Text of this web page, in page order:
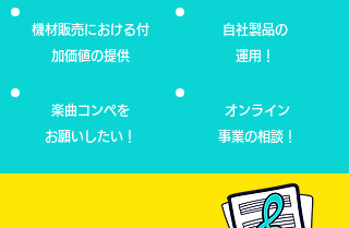
機材販売における付
加価値の提供
自社製品の
運用！
楽曲コンペを
​お願いしたい！
オンライン
事業の相談！